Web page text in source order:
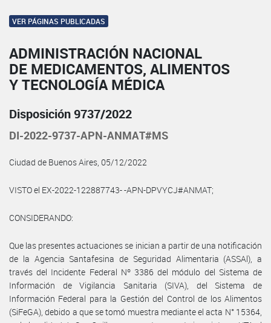
VER PÁGINAS PUBLICADAS
ADMINISTRACIÓN NACIONAL
DE MEDICAMENTOS, ALIMENTOS
Y TECNOLOGÍA MÉDICA
Disposición 9737/2022
DI-2022-9737-APN-ANMAT#MS
Ciudad de Buenos Aires, 05/12/2022
VISTO el EX-2022-122887743- -APN-DPVYCJ#ANMAT;
CONSIDERANDO:
Que las presentes actuaciones se inician a partir de una notificación
de la Agencia Santafesina de Seguridad Alimentaria (ASSAl), a
través del Incidente Federal Nº 3386 del módulo del Sistema de
Información de Vigilancia Sanitaria (SIVA), del Sistema de
Información Federal para la Gestión del Control de los Alimentos
(SiFeGA), debido a que se tomó muestra mediante el acta N° 15364,